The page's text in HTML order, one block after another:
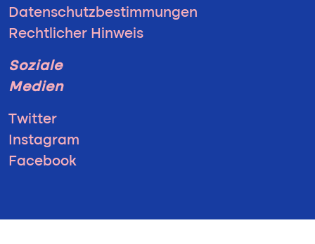
Datenschutzbestimmungen
Rechtlicher Hinweis
Soziale
Medien
Twitter
Instagram
Facebook